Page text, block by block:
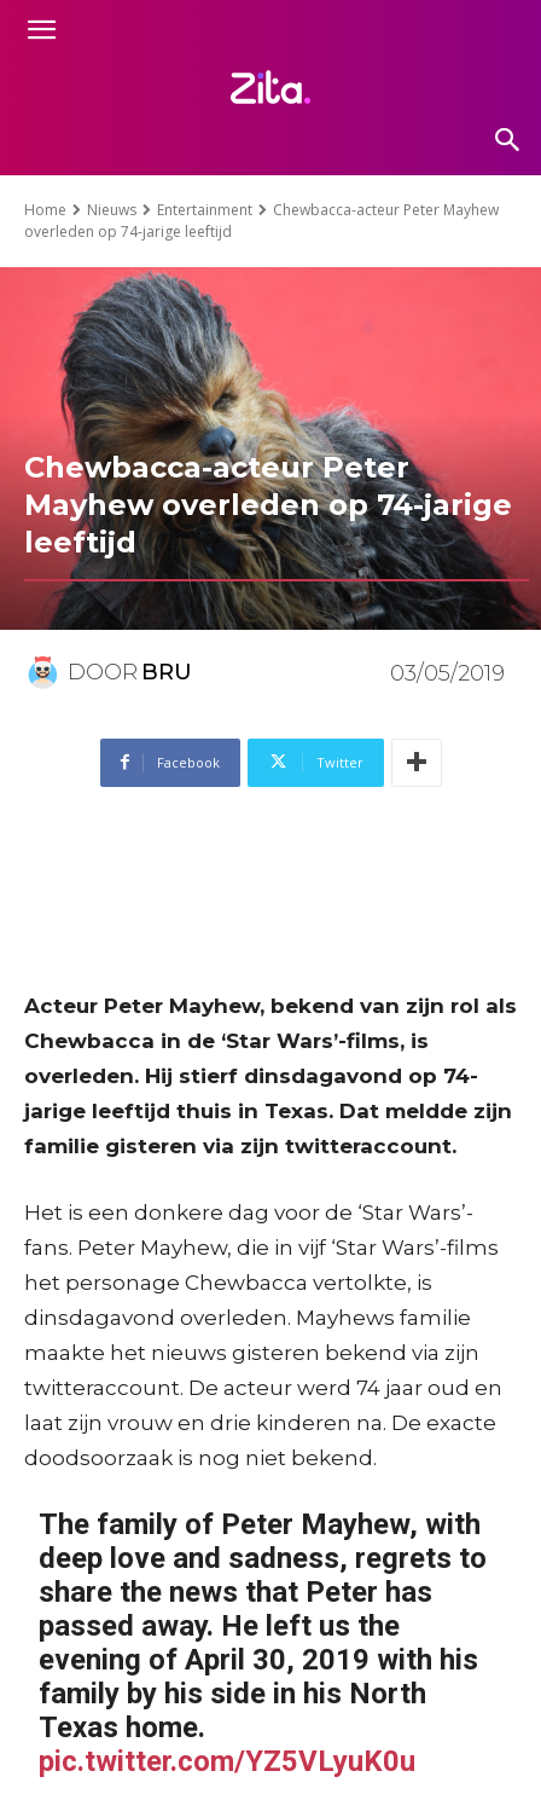
Home Nieuws Entertainment
Chewbacca-acteur Peter Mayhew
overleden op 74-jarige leeftijd
Chewbacca-acteur Peter
Mayhew overleden op 74-jarige
leeftijd
DOOR BRU 03/05/2019
Facebook Twitter
Acteur Peter Mayhew, bekend van zijn rol als
Chewbacca in de ‘Star Wars’-films, is
overleden. Hij stierf dinsdagavond op 74-
jarige leeftijd thuis in Texas. Dat meldde zijn
familie gisteren via zijn twitteraccount.
Het is een donkere dag voor de ‘Star Wars’-
fans. Peter Mayhew, die in vijf ‘Star Wars’-films
het personage Chewbacca vertolkte, is
dinsdagavond overleden. Mayhews familie
maakte het nieuws gisteren bekend via zijn
twitteraccount. De acteur werd 74 jaar oud en
laat zijn vrouw en drie kinderen na. De exacte
doodsoorzaak is nog niet bekend.
The family of Peter Mayhew, with
deep love and sadness, regrets to
share the news that Peter has
passed away. He left us the
evening of April 30, 2019 with his
family by his side in his North
Texas home.
pic.twitter.com/YZ5VLyuK0u